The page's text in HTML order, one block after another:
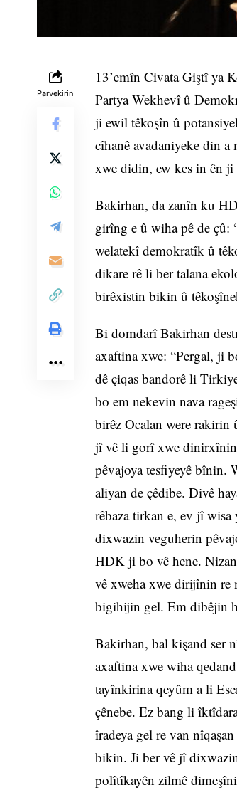
Parvekirin
13’emîn Civata Giştî ya
Partya Wekhevî û
ji ewil têkoşîn û
cîhanê avadaniyeke din
xwe didin, ew kes in ên ji
Bakirhan, da zanîn ku
girîng e û wiha pê de çû:
welatekî demokratîk û
dikare rê li ber talana
birêxistin bikin û
Bi domdarî Bakirhan
axaftina xwe: “Pergal, ji
dê çiqas bandorê li
bo em nekevin nava
birêz Ocalan were rakirin
jî vê li gorî xwe
pêvajoya tesfiyeyê bînin.
aliyan de çêdibe. Divê
rêbaza tirkan e, ev jî
dixwazin veguherin
HDK ji bo vê hene.
vê xweha xwe dirijînin re
bigihijin gel. Em dibêjin
Bakirhan, bal kişand ser
axaftina xwe wiha
tayînkirina qeyûm a li
çênebe. Ez bang li
îradeya gel re van
bikin. Ji ber vê jî
polîtîkayên zilmê